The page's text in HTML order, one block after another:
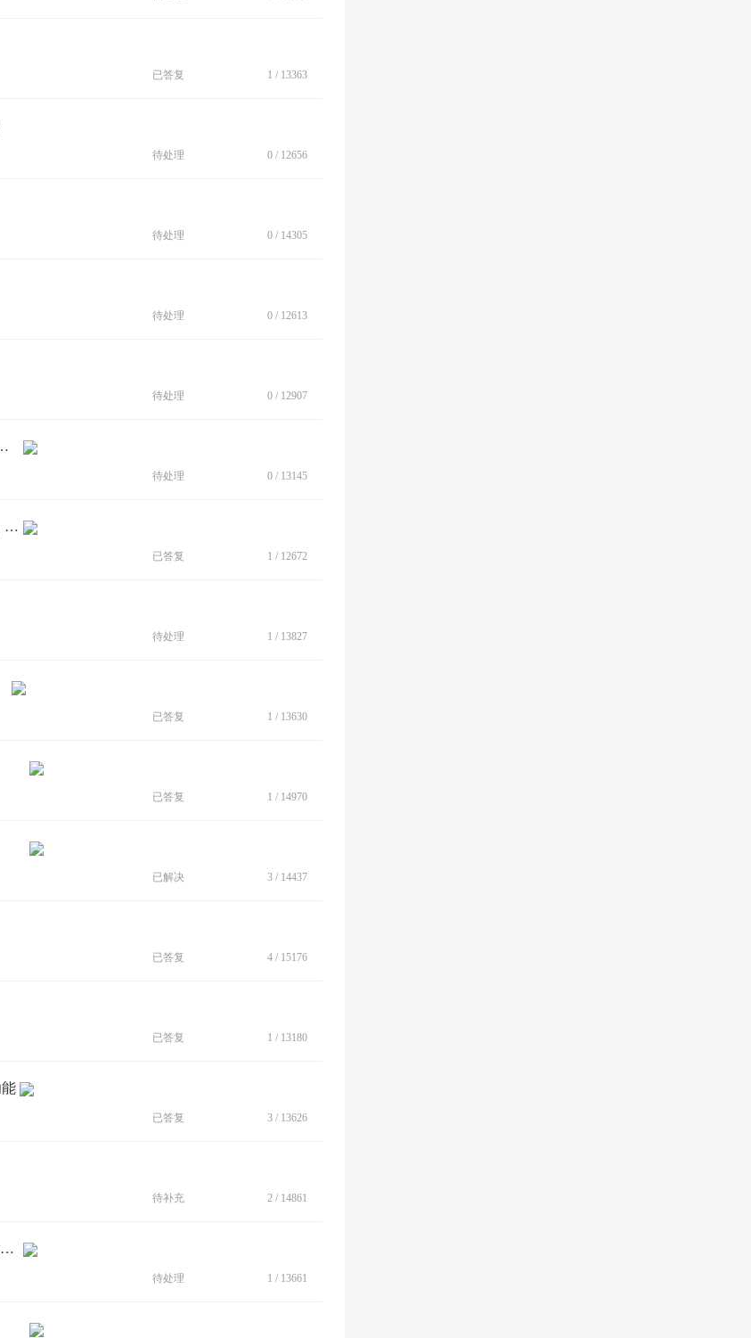
已答复 1 / 13363
待处理 0 / 12656
待处理 0 / 14305
待处理 0 / 12613
待处理 0 / 12907
廊的bug，垃圾功能有什么用
待处理 0 / 13145
[BUG]负一屏不能正确显示抖音的图标和名字，常用软件图标那里
已答复 1 / 12672
待处理 1 / 13827
已答复 1 / 13630
已答复 1 / 14970
已解决 3 / 14437
已答复 4 / 15176
已答复 1 / 13180
已答复 3 / 13626
待补充 2 / 14861
[BUG]自定義家庭發射器崩潰 / Custom home launchers crash
待处理 1 / 13661